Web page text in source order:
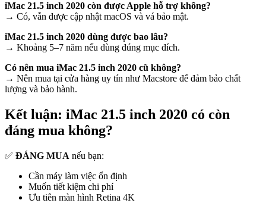
iMac 21.5 inch 2020 còn được Apple hỗ trợ không?
→ Có, vẫn được cập nhật macOS và vá bảo mật.
iMac 21.5 inch 2020 dùng được bao lâu?
→ Khoảng 5–7 năm nếu dùng đúng mục đích.
Có nên mua iMac 21.5 inch 2020 cũ không?
→ Nên mua tại cửa hàng uy tín như Macstore để đảm bảo chất
lượng và bảo hành.
Kết luận: iMac 21.5 inch 2020 có còn
đáng mua không?
✅ ĐÁNG MUA nếu bạn:
Cần máy làm việc ổn định
Muốn tiết kiệm chi phí
Ưu tiên màn hình Retina 4K